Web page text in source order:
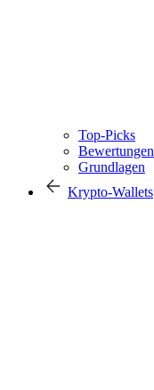
Top-Picks
Bewertungen
Grundlagen
Krypto-Wallets